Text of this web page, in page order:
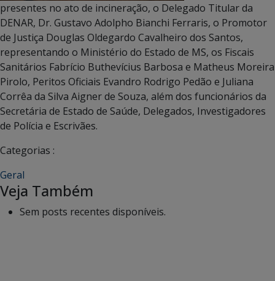
presentes no ato de incineração, o Delegado Titular da
DENAR, Dr. Gustavo Adolpho Bianchi Ferraris, o Promotor
de Justiça Douglas Oldegardo Cavalheiro dos Santos,
representando o Ministério do Estado de MS, os Fiscais
Sanitários Fabrício Buthevícius Barbosa e Matheus Moreira
Pirolo, Peritos Oficiais Evandro Rodrigo Pedão e Juliana
Corrêa da Silva Aigner de Souza, além dos funcionários da
Secretária de Estado de Saúde, Delegados, Investigadores
de Polícia e Escrivães.
Categorias :
Geral
Veja Também
Sem posts recentes disponíveis.